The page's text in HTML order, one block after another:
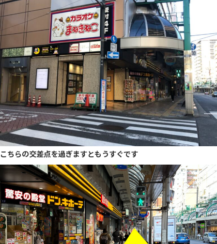
こちらの交差点を過ぎますともうすぐです